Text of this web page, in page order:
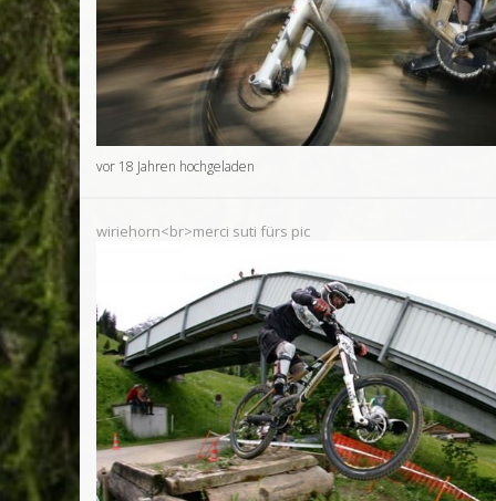
vor 18 Jahren hochgeladen
wiriehorn<br>merci suti fürs pic